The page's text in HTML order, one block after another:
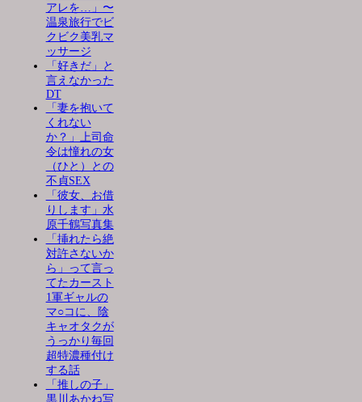
アレを…」〜
温泉旅行でビ
クビク美乳マ
ッサージ
「好きだ」と
言えなかった
DT
「妻を抱いて
くれない
か？」上司命
令は憧れの女
（ひと）との
不貞SEX
「彼女、お借
りします」水
原千鶴写真集
「挿れたら絶
対許さないか
ら」って言っ
てたカースト
1軍ギャルの
マ○コに、陰
キャオタクが
うっかり毎回
超特濃種付け
する話
「推しの子」
黒川あかね写